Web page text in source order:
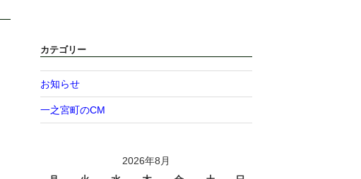
カテゴリー
お知らせ
一之宮町のCM
2026年8月